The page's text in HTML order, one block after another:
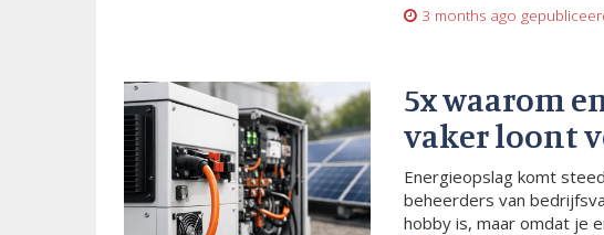
3 months ago
5x waarom
vaker loont
Energieopslag komt
beheerders van
hobby is, maar omdat je